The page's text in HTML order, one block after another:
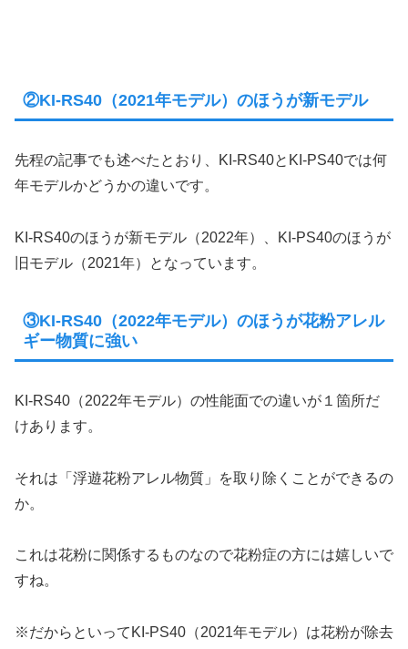
②KI-RS40（2021年モデル）のほうが新モデル
先程の記事でも述べたとおり、KI-RS40とKI-PS40では何
年モデルかどうかの違いです。
KI-RS40のほうが新モデル（2022年）、KI-PS40のほうが
旧モデル（2021年）となっています。
③KI-RS40（2022年モデル）のほうが花粉アレル
ギー物質に強い
KI-RS40（2022年モデル）の性能面での違いが１箇所だ
けあります。
それは「浮遊花粉アレル物質」を取り除くことができるの
か。
これは花粉に関係するものなので花粉症の方には嬉しいで
すね。
※だからといってKI-PS40（2021年モデル）は花粉が除去